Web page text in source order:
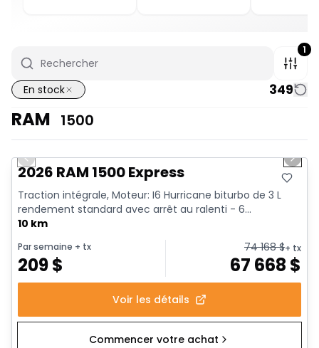
1
En stock 349
RAM 1500
1/7
En stock
Previous slide Next
2026 RAM 1500 Express
Traction intégrale, Moteur: I6 Hurricane biturbo de 3 L
rendement standard avec arrêt au ralenti - 6...
10 km
Par semaine + tx
209$
74 168$+ tx
67 668 $
Voir les détails
Commencer votre achat